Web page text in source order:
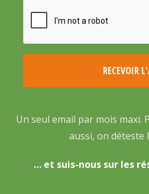
Un seul email par mois maxi.
aussi, on déteste
… et suis-nous sur les